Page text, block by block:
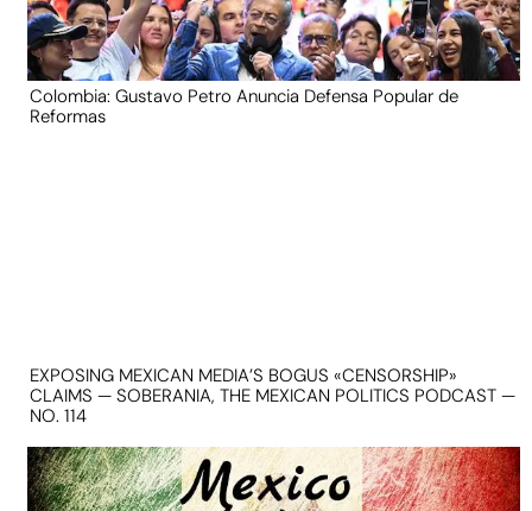
Colombia: Gustavo Petro Anuncia Defensa Popular de
Reformas
EXPOSING MEXICAN MEDIA’S BOGUS «CENSORSHIP»
CLAIMS — SOBERANIA, THE MEXICAN POLITICS PODCAST —
NO. 114